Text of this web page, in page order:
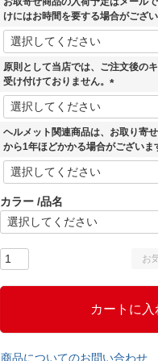
けにはお時間を要する場合がござい
原則として当店では、ご注文後の
受け付けておりません。
(
須
)
ヘルメット関連商品は、お取り寄
から1年ほどかかる場合がございま
カラー 品名
お
カートに入
商品についてのお問い合わせ